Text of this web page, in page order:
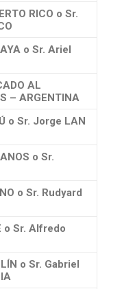
RICO o Sr.
o Sr. Ariel
AL
– ARGENTINA
o Sr. Jorge LAN
o Sr.
o Sr. Rudyard
o Sr. Alfredo
o Sr. Gabriel